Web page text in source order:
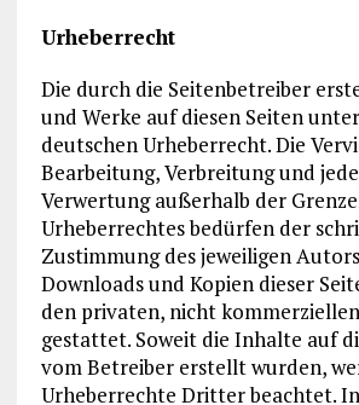
Urheberrecht
Die durch die Seitenbetreiber
und Werke auf diesen Seiten
deutschen Urheberrecht. Die
Bearbeitung, Verbreitung und
Verwertung außerhalb der
Urheberrechtes bedürfen der
Zustimmung des jeweiligen
Downloads und Kopien dieser
den privaten, nicht
gestattet. Soweit die Inhalte auf
vom Betreiber erstellt wurden,
Urheberrechte Dritter beachtet.